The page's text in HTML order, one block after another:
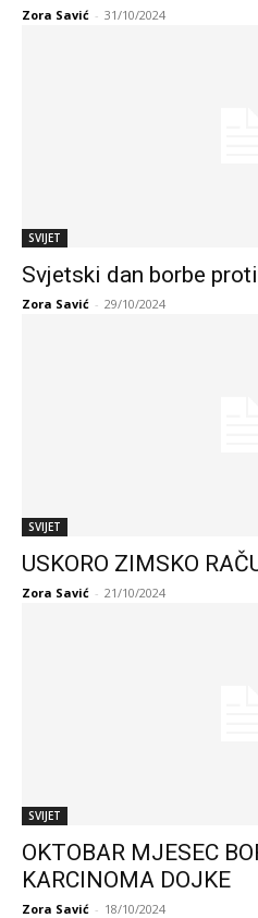
Zora Savić - 31/10/2024
SVIJET
Svjetski dan borbe
Zora Savić - 29/10/2024
SVIJET
USKORO ZIMSKO
Zora Savić - 21/10/2024
SVIJET
OKTOBAR MJESEC
KARCINOMA DOJKE
Zora Savić - 18/10/2024